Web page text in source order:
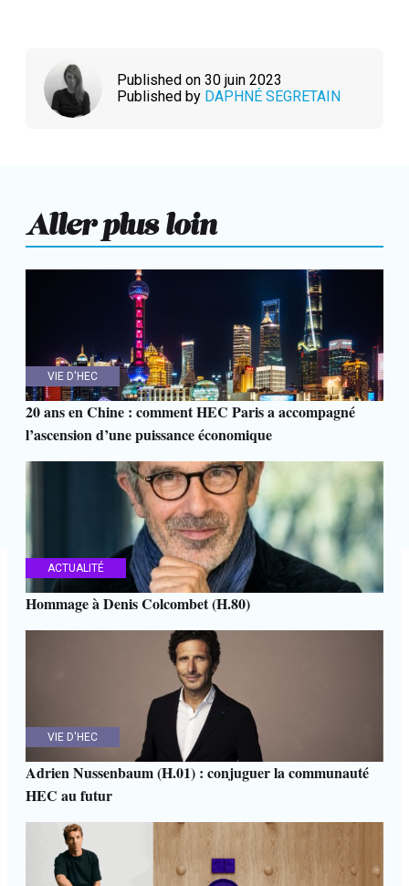
Published on 30 juin 2023
Published by DAPHNÉ SEGRETAIN
Aller plus loin
VIE D'HEC
20 ans en Chine : comment HEC Paris a accompagné
l’ascension d’une puissance économique
ACTUALITÉ
Hommage à Denis Colcombet (H.80)
VIE D'HEC
Adrien Nussenbaum (H.01) : conjuguer la communauté
HEC au futur